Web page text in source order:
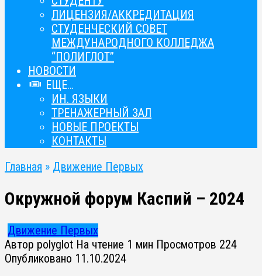
ЛИЦЕНЗИЯ/АККРЕДИТАЦИЯ
СТУДЕНЧЕСКИЙ СОВЕТ
МЕЖДУНАРОДНОГО КОЛЛЕДЖА
“ПОЛИГЛОТ”
НОВОСТИ
ЕЩЕ…
ИН. ЯЗЫКИ
ТРЕНАЖЕРНЫЙ ЗАЛ
НОВЫЕ ПРОЕКТЫ
КОНТАКТЫ
Главная » Движение Первых
Окружной форум Каспий – 2024
Движение Первых
Автор polyglot На чтение 1 мин Просмотров 224
Опубликовано 11.10.2024